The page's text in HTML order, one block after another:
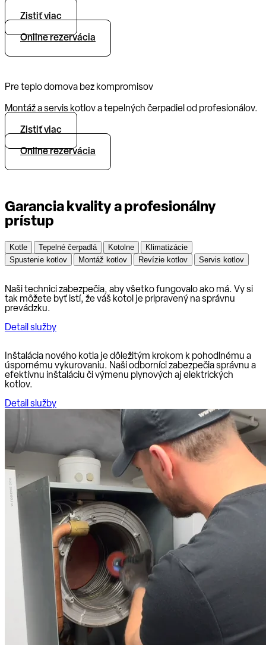
Zistiť viac
Online rezervácia
Pre teplo domova bez kompromisov
Montáž a servis kotlov a tepelných čerpadiel od profesionálov.
Zistiť viac
Online rezervácia
Garancia kvality a profesionálny
prístup
Kotle Tepelné čerpadlá Kotolne
Klimatizácie
Spustenie kotlov
Montáž kotlov Revízie kotlov Servis kotlov
Naši technici zabezpečia, aby všetko fungovalo ako má. Vy si
tak môžete byť istí, že váš kotol je pripravený na správnu
prevádzku.
Detail služby
Inštalácia nového kotla je dôležitým krokom k pohodlnému a
úspornému vykurovaniu. Naši odborníci zabezpečia správnu a
efektívnu inštaláciu či výmenu plynových aj elektrických
kotlov.
Detail služby